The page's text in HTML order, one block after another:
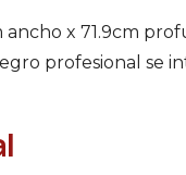
ancho x 71.9cm
profesional